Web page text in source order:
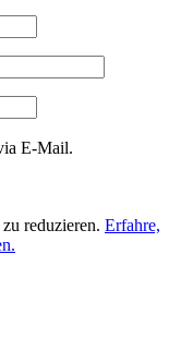
E-Mail.
reduzieren. Erfahre,